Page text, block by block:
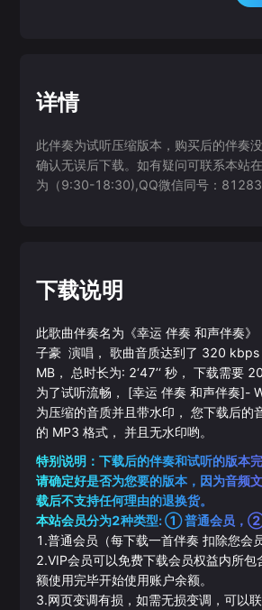
详情
此伴奏为试听压缩版本，购买后的伴奏
确认无误后下载。如有疑问可联系本站
为（9:30-18:30),QQ微信同号：
下载说明
此歌曲伴奏名为《幸运 伴奏 和声伴奏》
子豪 演唱， 歌曲音质达到了 320 kbps
MB， 总时长为: 2‘47’‘秒， 下载需要 20
为了试听流畅， [幸运 伴奏 和声伴奏]-
为压缩的音质并且带水印， 您下载后的
的 MP3 格式， 并且无水印哟。
特别说明：下载后的伴奏和试听的版本
请确定好是否为您要的版本，因为音频
载后不支持任何理由的退换货。
本站会员分为2种类型: ① 普通会员，
1.普通会员（每下载一首伴奏 扣除您会
2.VIP会员可以免费下载会员权益内所包
额使用完毕开始使用账户余额。
3.网页变调有损，如需无损变调，可以